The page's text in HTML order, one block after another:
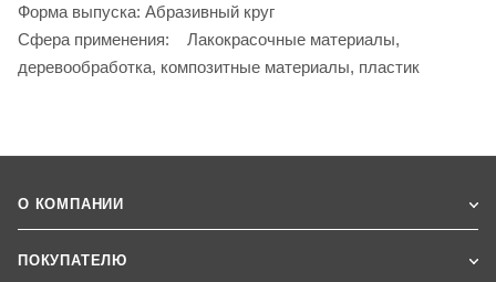
Форма выпуска: Абразивный круг
Сфера применения: Лакокрасочные материалы,
деревообработка, композитные материалы, пластик
О КОМПАНИИ
ПОКУПАТЕЛЮ